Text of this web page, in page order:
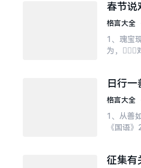
力量。
们人类
行了，
春节说
格言大全
1、瑰宝
为，
也不
种，
对联中的
日行
格言大全
1、从善
《国语
《左传》
征集有